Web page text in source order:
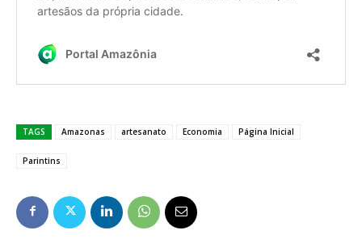
TAGS Amazonas artesanato Economia Página Inicial
Parintins